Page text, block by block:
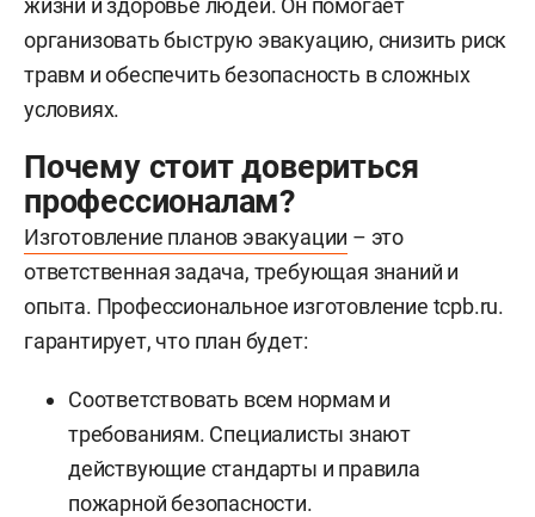
жизни и здоровье людей. Он помогает
организовать быструю эвакуацию, снизить риск
травм и обеспечить безопасность в сложных
условиях.
Почему стоит довериться
профессионалам?
Изготовление планов эвакуации – это
ответственная задача, требующая знаний и
опыта. Профессиональное изготовление tcpb.ru.
гарантирует, что план будет:
Соответствовать всем нормам и
требованиям. Специалисты знают
действующие стандарты и правила
пожарной безопасности.